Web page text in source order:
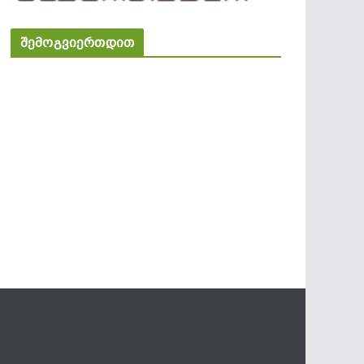
შემოგვიერთდით